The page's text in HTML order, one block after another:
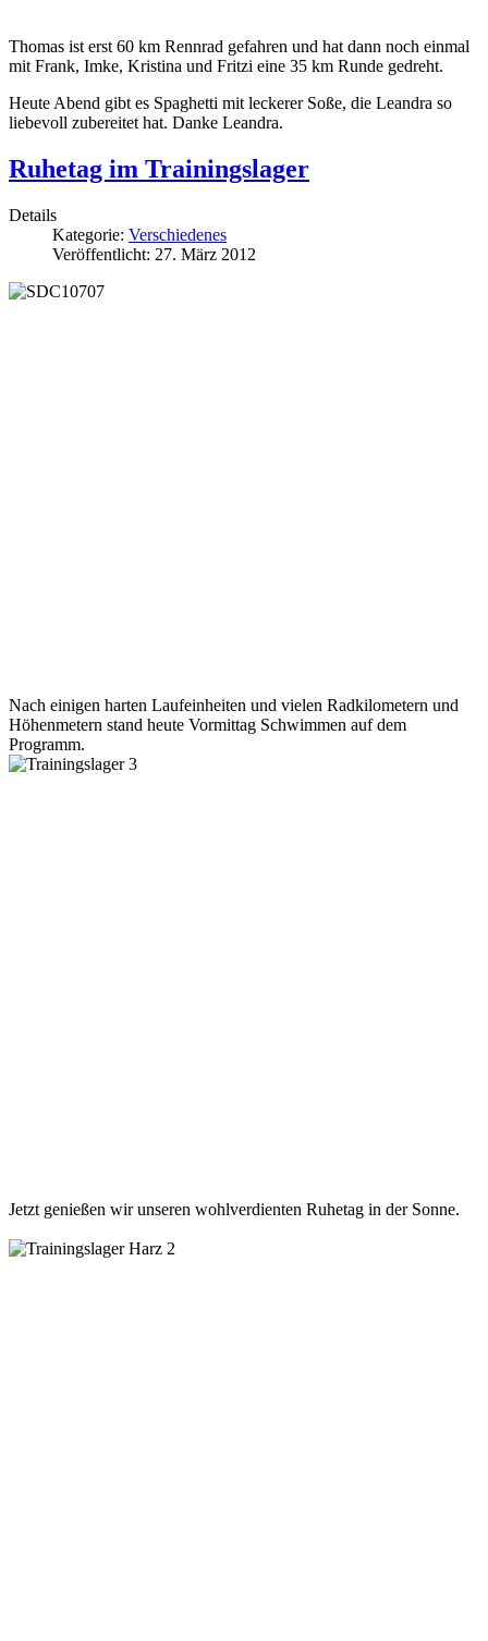
Thomas ist erst 60 km Rennrad gefahren und hat dann noch einmal
mit Frank, Imke, Kristina und Fritzi eine 35 km Runde gedreht.
Heute Abend gibt es Spaghetti mit leckerer Soße, die Leandra so
liebevoll zubereitet hat. Danke Leandra.
Ruhetag im Trainingslager
Details
Kategorie: Verschiedenes
Veröffentlicht: 27. März 2012
Nach einigen harten Laufeinheiten und vielen Radkilometern und
Höhenmetern stand heute Vormittag Schwimmen auf dem
Programm.
Jetzt genießen wir unseren wohlverdienten Ruhetag in der Sonne.